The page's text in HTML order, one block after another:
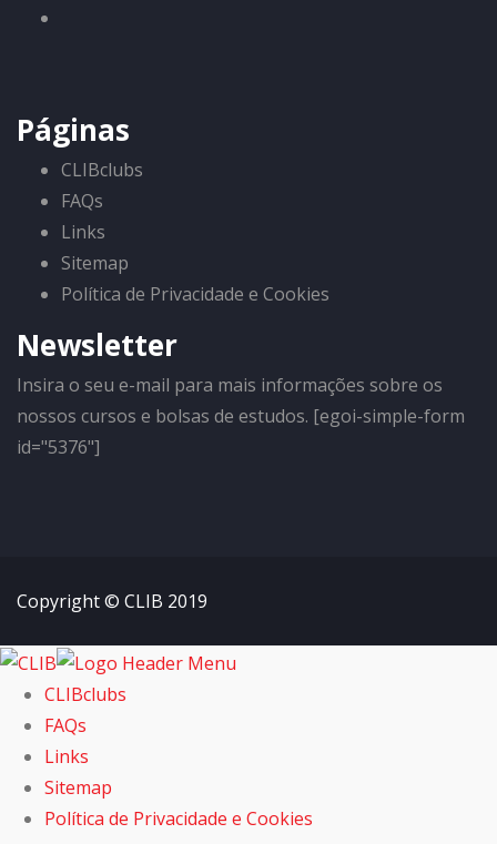
Páginas
CLIBclubs
FAQs
Links
Sitemap
Política de Privacidade e Cookies
Newsletter
Insira o seu e-mail para mais informações sobre os
nossos cursos e bolsas de estudos. [egoi-simple-form
id="5376"]
Copyright © CLIB 2019
CLIBclubs
FAQs
Links
Sitemap
Política de Privacidade e Cookies